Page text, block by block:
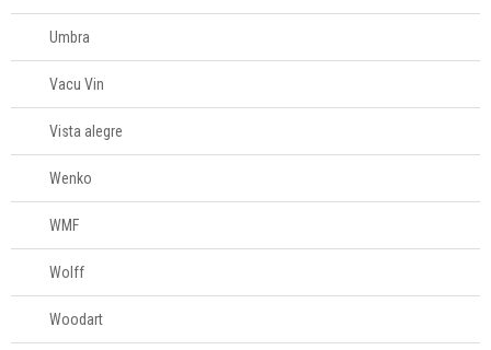
Umbra
Vacu Vin
Vista alegre
Wenko
WMF
Wolff
Woodart